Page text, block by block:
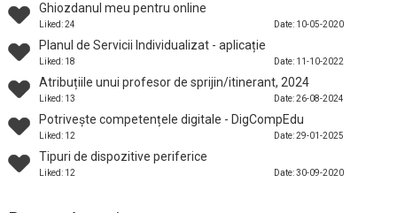
Ghiozdanul meu pentru online
Liked: 24 Date: 10-05-2020
Planul de Servicii Individualizat - aplicație
Liked: 18 Date: 11-10-2022
Atribuțiile unui profesor de sprijin/itinerant, 2024
Liked: 13 Date: 26-08-2024
Potrivește competențele digitale - DigCompEdu
Liked: 12 Date: 29-01-2025
Tipuri de dispozitive periferice
Liked: 12 Date: 30-09-2020